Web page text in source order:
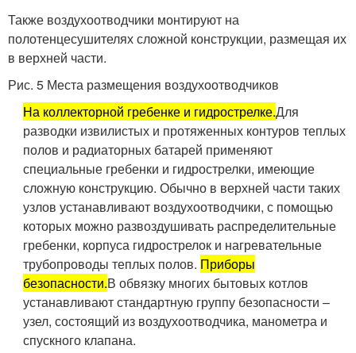
Также воздухоотводчики монтируют на
полотенцесушителях сложной конструкции, размещая их
в верхней части.
Рис. 5 Места размещения воздухоотводчиков
На коллекторной гребенке и гидрострелке.Для
разводки извилистых и протяженных контуров теплых
полов и радиаторных батарей применяют
специальные гребенки и гидрострелки, имеющие
сложную конструкцию. Обычно в верхней части таких
узлов устанавливают воздухоотводчики, с помощью
которых можно развоздушивать распределительные
гребенки, корпуса гидрострелок и нагревательные
трубопроводы теплых полов. Приборы
безопасности.В обвязку многих бытовых котлов
устанавливают стандартную группу безопасности –
узел, состоящий из воздухоотводчика, манометра и
спускного клапана.